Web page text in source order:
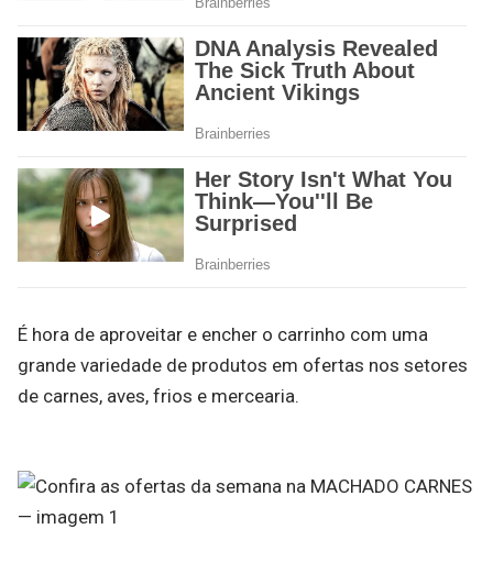
É hora de aproveitar e encher o carrinho com uma
grande variedade de produtos em ofertas nos setores
de carnes, aves, frios e mercearia.